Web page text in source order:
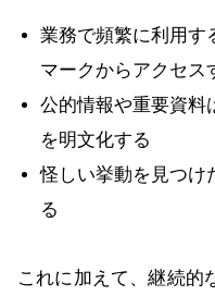
業務で頻繁に利用す
マークからアクセス
公的情報や重要資料
を明文化する
怪しい挙動を見つけ
る
これに加えて、継続的